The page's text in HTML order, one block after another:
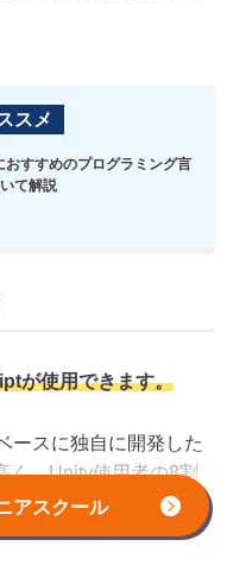
アスクール
スメ
おすすめのプログラミング言
て解説
が使用できます。
ースに独自に開発した
く、Unity使用者の8割
ます。